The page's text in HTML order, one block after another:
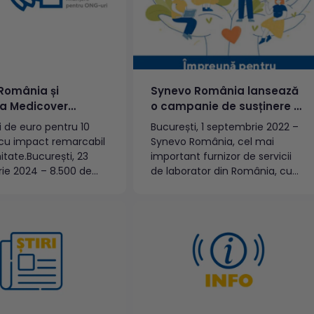
și
Medicover
celei de-
a campaniei
Comunitate”
– 2024)
de euro pentru 10
impact remarcabil
23
2024 – 8.500 de
Astfel, se
succes cea de-a
a campaniei ”Soluții
realizată
Synevo România lansează
o campanie de susținere a
ONG-urilor, pentru proiecte
de educație, sănătate și
mediu, în valoare de
150.000 de euro
București, 1 septembrie 2022 –
Synevo România, cel mai
important furnizor de servicii
de laborator din România, cu
umbrela „Soluții pentru
Comunitate”. Campania se va
derula pe parcursul unui an,
interval în care vor fi
identificate, susținute și